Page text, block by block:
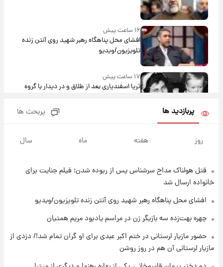
۱۶ ساعت پیش
افشای محل پناهگاه‌ رهبر شهید روی آنتن زنده
تلویزیون/ویدیو
۱۷ ساعت پیش
ثریا اسفندیاری بعد از طلاق و در دیدار با گروه
پول به معشوقه با درآمد یوفا
۱۷ ساعت پیش
۱۷ ساعت پیش
پی رفتن رامین رضاییان+ عکس
۱۷ ساعت پیش
پربازدید ها پربحث ها
روز هفته ماه سال
قتل هولناک مداح سرشناس پس از ربوده شدن؛ فیلم جنایت برای
خانواده ارسال شد
افشای محل پناهگاه‌ رهبر شهید روی آنتن زنده تلویزیون/ویدیو
چهره بهت‌زده سه بازیگر زن در مراسم یادبود مریم همتیان
حضور مازیار لرستانی در ختم اکبر عبدی برای او گران تمام شد!/ دزدی از
مازیار لرستانی آن هم در روز روشن